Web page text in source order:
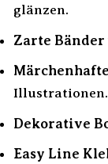
glänzen.
Zarte
Illustrationen.
Dekorative
Easy Line